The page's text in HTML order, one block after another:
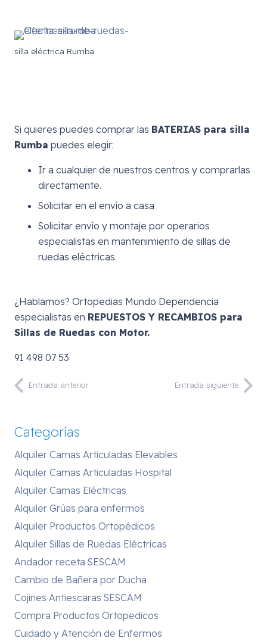
silla eléctrica Rumba
Si quieres puedes comprar las BATERIAS para silla
Rumba puedes elegir:
Ir a cualquier de nuestros centros y comprarlas
directamente.
Solicitar en el envío a casa
Solicitar envío y montaje por operarios
especialistas en mantenimiento de sillas de
ruedas eléctricas.
¿Hablamos? Ortopedias Mundo Dependencia
especialistas en REPUESTOS Y RECAMBIOS para
Sillas de Ruedas con Motor.
91 498 07 53
Entrada anterior Entrada siguiente
Categorías
Alquiler Camas Articuladas Elevables
Alquiler Camas Articuladas Hospital
Alquiler Camas Eléctricas
Alquiler Grúas para enfermos
Alquiler Productos Ortopédicos
Alquiler Sillas de Ruedas Eléctricas
Andador receta SESCAM
Cambio de Bañera por Ducha
Cojines Antiescaras SESCAM
Compra Productos Ortopedicos
Cuidado y Atención de Enfermos